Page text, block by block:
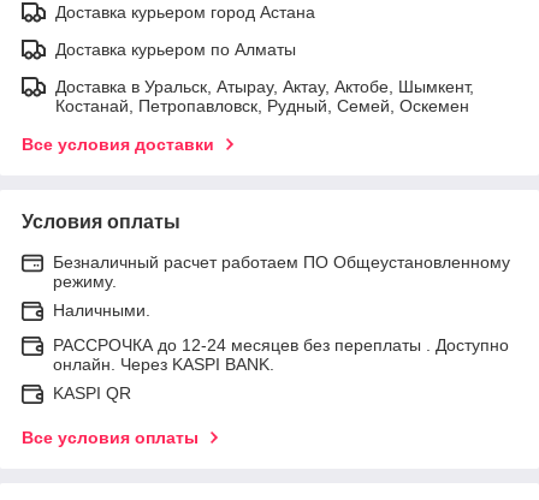
Доставка курьером город Астана
Доставка курьером по Алматы
Доставка в Уральск, Атырау, Актау, Актобе, Шымкент,
Костанай, Петропавловск, Рудный, Семей, Оскемен
Все условия доставки
Условия оплаты
Безналичный расчет работаем ПО Общеустановленному
режиму.
Наличными.
РАССРОЧКА до 12-24 месяцев без переплаты . Доступно
онлайн. Через KASPI BANK.
KASPI QR
Все условия оплаты